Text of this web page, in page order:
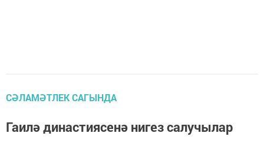
СӘЛАМӘТЛЕК САГЫНДА
Гаилә династиясенә нигез салучылар